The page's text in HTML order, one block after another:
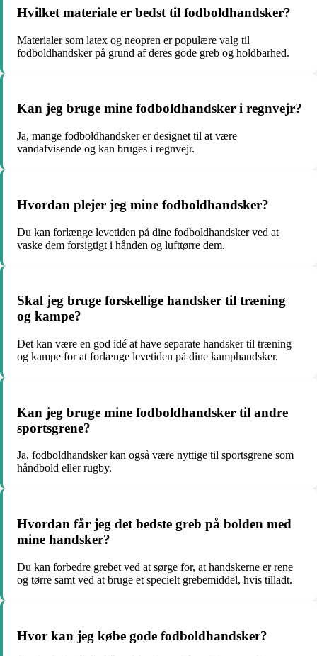
Hvilket materiale er bedst til fodboldhandsker?
Materialer som latex og neopren er populære valg til
fodboldhandsker på grund af deres gode greb og holdbarhed.
Kan jeg bruge mine fodboldhandsker i regnvejr?
Ja, mange fodboldhandsker er designet til at være
vandafvisende og kan bruges i regnvejr.
Hvordan plejer jeg mine fodboldhandsker?
Du kan forlænge levetiden på dine fodboldhandsker ved at
vaske dem forsigtigt i hånden og lufttørre dem.
Skal jeg bruge forskellige handsker til træning
og kampe?
Det kan være en god idé at have separate handsker til træning
og kampe for at forlænge levetiden på dine kamphandsker.
Kan jeg bruge mine fodboldhandsker til andre
sportsgrene?
Ja, fodboldhandsker kan også være nyttige til sportsgrene som
håndbold eller rugby.
Hvordan får jeg det bedste greb på bolden med
mine handsker?
Du kan forbedre grebet ved at sørge for, at handskerne er rene
og tørre samt ved at bruge et specielt grebemiddel, hvis tilladt.
Hvor kan jeg købe gode fodboldhandsker?